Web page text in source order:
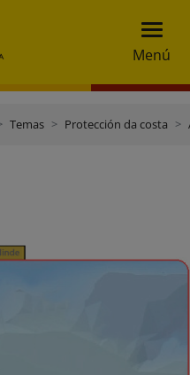
Menú
Temas Protección da costa